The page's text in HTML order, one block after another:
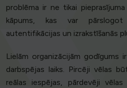
problēma ir ne tikai
kāpums, kas var pārslogot
autentifikācijas un izrakstīšanās
Lielām organizācijām godīgums
darbspējas laiks. Pircēji vēlas
reālas iespējas, pārdevēji